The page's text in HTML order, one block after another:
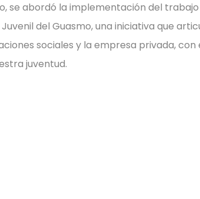
se abordó la implementación del
del Guasmo, una iniciativa que
sociales y la empresa privada,
juventud.